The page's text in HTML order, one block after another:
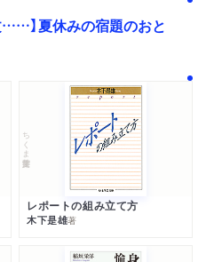
……】夏休みの宿題のおと
ちくま学芸文庫
レポートの組み立て方
木下是雄著